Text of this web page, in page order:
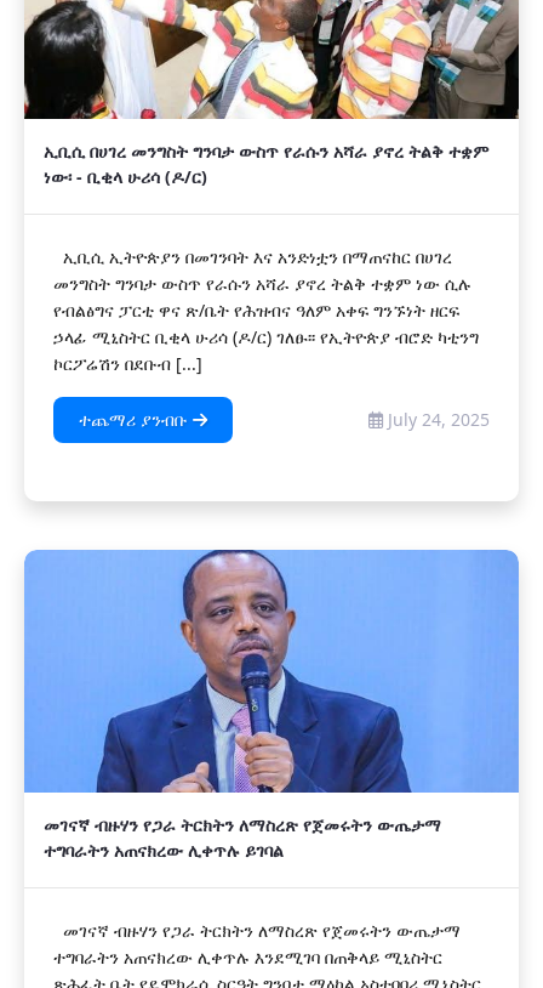
ኢቢሲ በሀገረ መንግስት ግንባታ ውስጥ የራሱን አሻራ ያኖረ ትልቅ ተቋም
ነው፡ - ቢቂላ ሁሪሳ (ዶ/ር)
ኢቢሲ ኢትዮጵያን በመገንባት እና አንድነቷን በማጠናከር በሀገረ
መንግስት ግንባታ ውስጥ የራሱን አሻራ ያኖረ ትልቅ ተቋም ነው ሲሉ
የብልፅግና ፓርቲ ዋና ጽ/ቤት የሕዝብና ዓለም አቀፍ ግንኙነት ዘርፍ
ኃላፊ ሚኒስትር ቢቂላ ሁሪሳ (ዶ/ር) ገለፁ፡፡ የኢትዮጵያ ብሮድ ካቲንግ
ኮርፖሬሽን በደቡብ [...]
ተጨማሪ ያንብቡ July 24, 2025
መገናኛ ብዙሃን የጋራ ትርክትን ለማስረጽ የጀመሩትን ውጤታማ
ተግባራትን አጠናክረው ሊቀጥሉ ይገባል
መገናኛ ብዙሃን የጋራ ትርክትን ለማስረጽ የጀመሩትን ውጤታማ
ተግባራትን አጠናክረው ሊቀጥሉ እንደሚገባ በጠቅላይ ሚኒስትር